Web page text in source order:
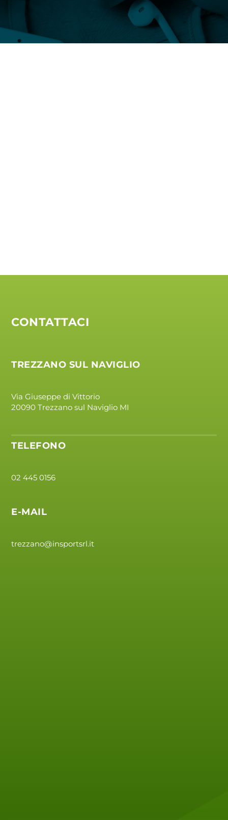
CONTATTACI
TREZZANO SUL NAVIGLIO
Via Giuseppe di Vittorio
20090 Trezzano sul Naviglio MI
TELEFONO
02 445 0156
E-MAIL
trezzano@insportsrl.it